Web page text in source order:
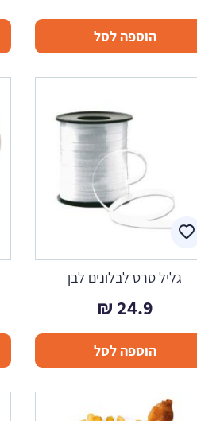
הוספה לסל
גליל סרט לבלונים לבן
24.9
₪
הוספה לסל